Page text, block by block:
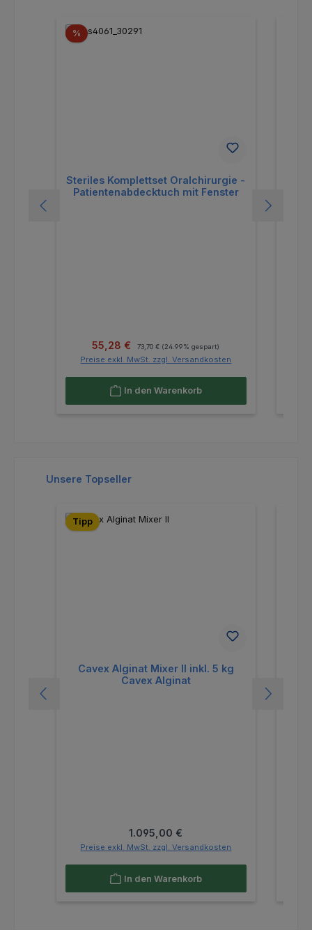
%Rabatt
Steriles Komplettset Oralchirurgie -
Patientenabdecktuch mit Fenster
Verkaufspreis:
55,28 € 73,70 € (24.99% gespart)
Preise exkl. MwSt. zzgl. Versandkosten
In den Warenkorb
Produktgalerie überspringen
Unsere Topseller
Tipp
Cavex Alginat Mixer II inkl. 5 kg
Cavex Alginat
Regulärer Preis:
1.095,00 €
Preise exkl. MwSt. zzgl. Versandkosten
In den Warenkorb